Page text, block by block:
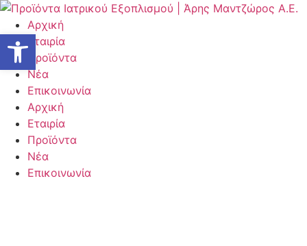
Μετάβαση
στο
περιεχόμενο
Αρχική
Εταιρία
Προϊόντα
Νέα
Επικοινωνία
Αρχική
Εταιρία
Προϊόντα
Νέα
Επικοινωνία
Ανοίξτε τη γραμμή εργαλείων